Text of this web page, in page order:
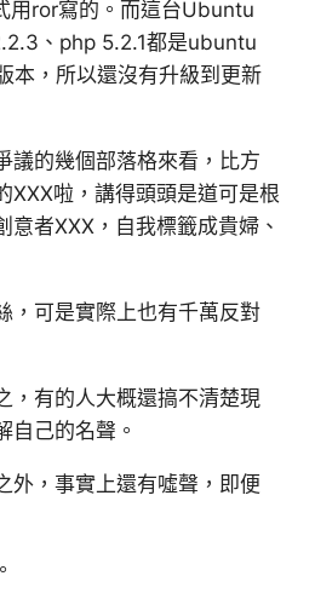
用ror寫的。而這台Ubuntu
、php 5.2.1都是ubuntu
本，所以還沒有升級到更新
議的幾個部落格來看，比方
XXX啦，講得頭頭是道可是根
意者XXX，自我標籤成貴婦、
，可是實際上也有千萬反對
，有的人大概還搞不清楚現
自己的名聲。
外，事實上還有噓聲，即便